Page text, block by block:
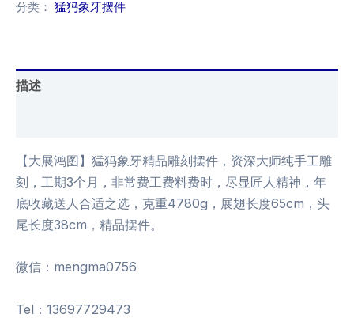
分类： 猛犸象牙摆件
描述
【大展鸿图】猛犸象牙精品雕刻摆件，资深大师纯手工雕
刻，工期3个月，非常费工费料费时，尽显匠人精神，年
底收藏送人合适之选，克重4780g，展翅长度65cm，头
尾长度38cm，精品摆件。
微信：mengma0756
Tel：13697729473